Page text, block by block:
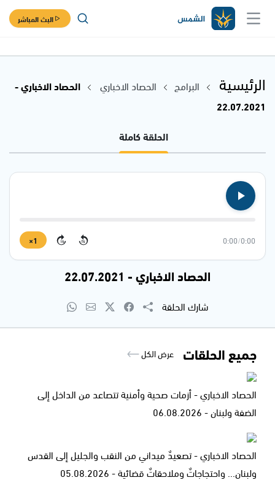
البث المباشر
الرئيسية البرامج الحصاد الاخباري
الحصاد الاخباري -
22.07.2021
الحلقة كاملة
0:00
/
0:00
15
15
1×
الحصاد الاخباري - 22.07.2021
شارك الحلقة
جميع الحلقات عرض الكل
الحصاد الاخباري - أزمات صحية وأمنية تتصاعد من الداخل إلى
الضفة ولبنان - 06.08.2026
الحصاد الاخباري - تصعيدٌ ميداني من النقب والجليل إلى القدس
ولبنان... واحتجاجاتٌ وملاحقاتٌ قضائية - 05.08.2026